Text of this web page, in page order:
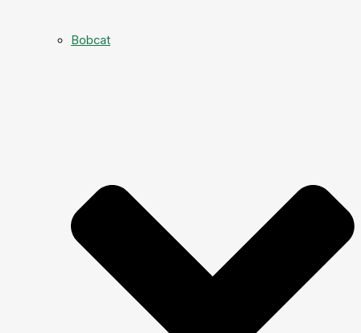
Bobcat